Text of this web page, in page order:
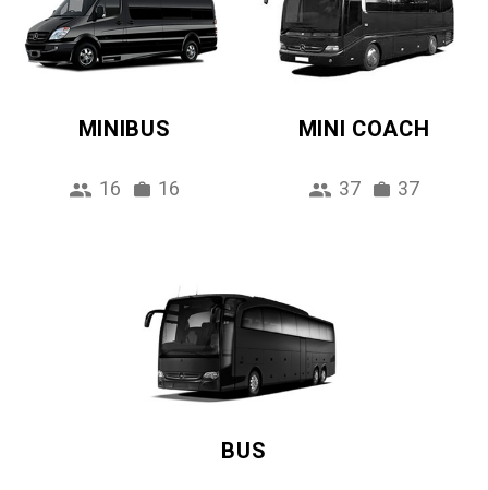
MINIBUS
16 16
MINI COACH
37 37
BUS